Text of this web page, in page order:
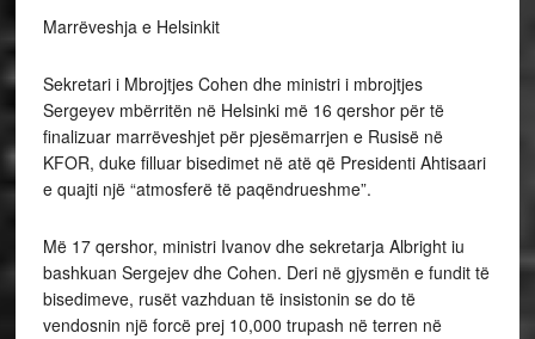
Marrëveshja e Helsinkit
Sekretari i Mbrojtjes Cohen dhe ministri i mbrojtjes
Sergeyev mbërritën në Helsinki më 16 qershor për të
finalizuar marrëveshjet për pjesëmarrjen e Rusisë në
KFOR, duke filluar bisedimet në atë që Presidenti Ahtisaari
e quajti një “atmosferë të paqëndrueshme”.
Më 17 qershor, ministri Ivanov dhe sekretarja Albright iu
bashkuan Sergejev dhe Cohen. Deri në gjysmën e fundit të
bisedimeve, rusët vazhduan të insistonin se do të
vendosnin një forcë prej 10,000 trupash në terren në